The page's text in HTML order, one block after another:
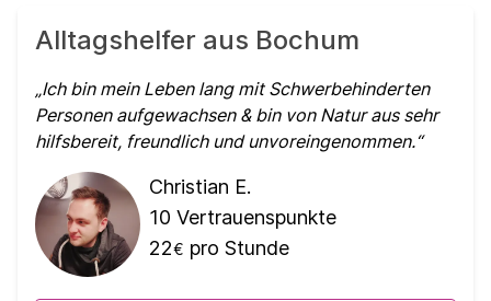
Alltagshelfer aus Bochum
Ich bin mein Leben lang mit Schwerbehinderten
Personen aufgewachsen & bin von Natur aus sehr
hilfsbereit, freundlich und unvoreingenommen.
Christian E.
10 Vertrauenspunkte
22€ pro Stunde